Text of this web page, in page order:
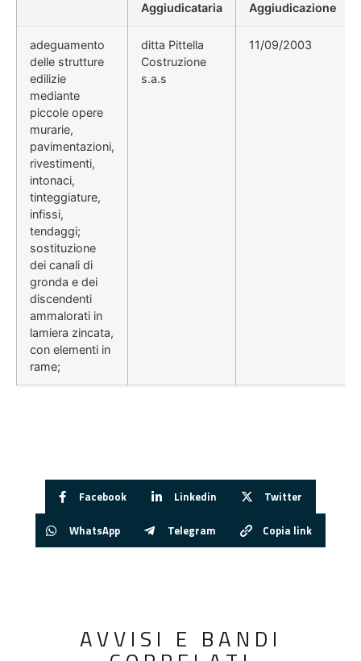
Aggiudicataria
Aggiudicazione
adeguamento
delle strutture
edilizie
mediante
piccole opere
murarie,
pavimentazioni,
rivestimenti,
intonaci,
tinteggiature,
infissi,
tendaggi;
sostituzione
dei canali di
gronda e dei
discendenti
ammalorati in
lamiera zincata,
con elementi in
rame;
ditta Pittella
Costruzione
s.a.s
11/09/2003
Facebook Linkedin Twitter
WhatsApp Telegram Copia link
AVVISI E BANDI